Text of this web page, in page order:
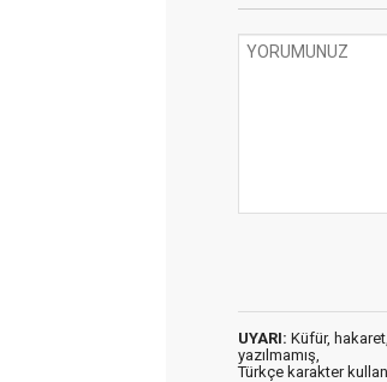
UYARI: Küfür,
yazılmamış,
Türkçe karakter